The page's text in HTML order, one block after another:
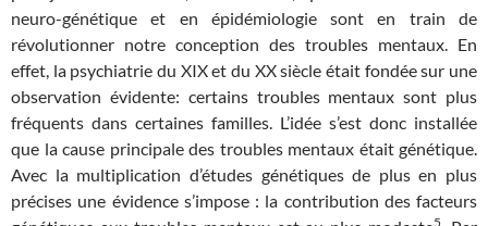
neuro-génétique et en épidémiologie sont en train de
révolutionner notre conception des troubles mentaux. En
effet, la psychiatrie du XIX et du XX siècle était fondée sur une
observation évidente: certains troubles mentaux sont plus
fréquents dans certaines familles. L’idée s’est donc installée
que la cause principale des troubles mentaux était génétique.
Avec la multiplication d’études génétiques de plus en plus
précises une évidence s’impose : la contribution des facteurs
5